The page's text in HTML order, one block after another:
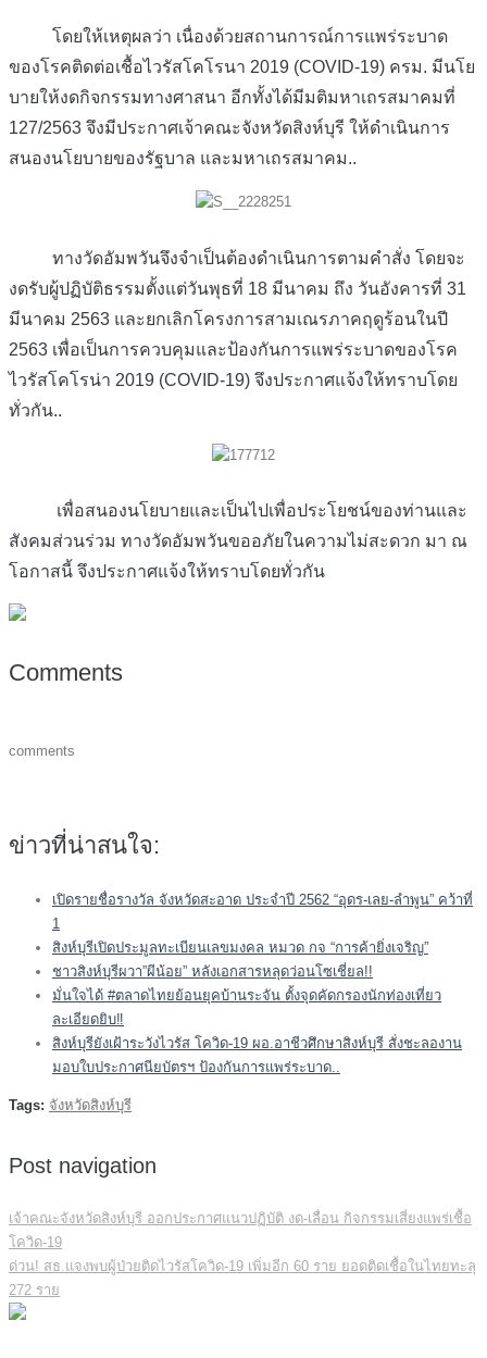
โดยให้เหตุผลว่า เนื่องด้วยสถานการณ์การแพร่ระบาด
ของโรคติดต่อเชื้อไวรัสโคโรนา 2019 (COVID-19) ครม. มีนโย
บายให้งดกิจกรรมทางศาสนา อีกทั้งได้มีมติมหาเถรสมาคมที่
127/2563 จึงมีประกาศเจ้าคณะจังหวัดสิงห์บุรี ให้ดำเนินการ
สนองนโยบายของรัฐบาล และมหาเถรสมาคม..
ทางวัดอัมพวันจึงจำเป็นต้องดำเนินการตามคำสั่ง โดยจะ
งดรับผู้ปฏิบัติธรรมตั้งแต่วันพุธที่ 18 มีนาคม ถึง วันอังคารที่ 31
มีนาคม 2563 และยกเลิกโครงการสามเณรภาคฤดูร้อนในปี
2563 เพื่อเป็นการควบคุมและป้องกันการแพร่ระบาดของโรค
ไวรัสโคโรน่า 2019 (COVID-19) จึงประกาศแจ้งให้ทราบโดย
ทั่วกัน..
เพื่อสนองนโยบายและเป็นไปเพื่อประโยชน์ของท่านและ
สังคมส่วนร่วม ทางวัดอัมพวันขออภัยในความไม่สะดวก มา ณ
โอกาสนี้ จึงประกาศแจ้งให้ทราบโดยทั่วกัน
Comments
comments
ข่าวที่น่าสนใจ:
เปิดรายชื่อรางวัล จังหวัดสะอาด ประจำปี 2562 “อุดร-เลย-ลำพูน” คว้าที่
1
สิงห์บุรีเปิดประมูลทะเบียนเลขมงคล หมวด กจ “การค้ายิ่งเจริญ”
ชาวสิงห์บุรีผวา”ผีน้อย” หลังเอกสารหลุดว่อนโซเชี่ยล!!
มั่นใจได้ #ตลาดไทยย้อนยุคบ้านระจัน ตั้งจุดคัดกรองนักท่องเที่ยว
ละเอียดยิบ‼️
สิงห์บุรียังเฝ้าระวังไวรัส โควิด-19 ผอ.อาชีวศึกษาสิงห์บุรี สั่งชะลองาน
มอบใบประกาศนียบัตรฯ ป้องกันการแพร่ระบาด..
Tags: จังหวัดสิงห์บุรี
Post navigation
เจ้าคณะจังหวัดสิงห์บุรี ออกประกาศแนวปฏิบัติ งด-เลื่อน กิจกรรมเสี่ยงแพร่เชื้อ
โควิด-19
ด่วน! สธ.แจงพบผู้ป่วยติดไวรัสโควิด-19 เพิ่มอีก 60 ราย ยอดติดเชื้อในไทยทะลุ
272 ราย